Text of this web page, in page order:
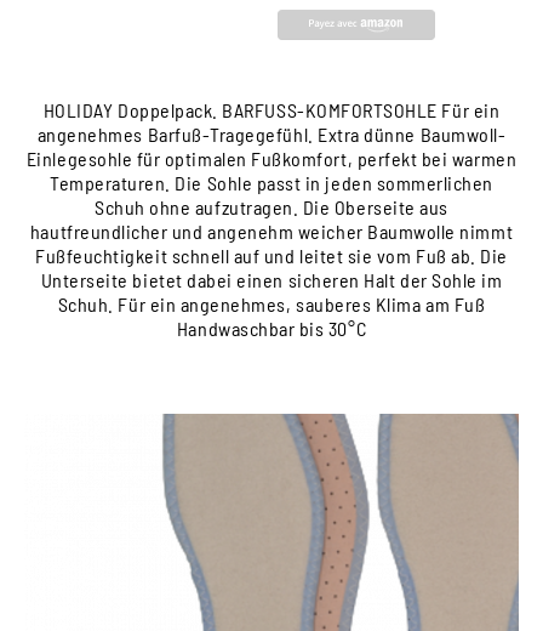
HOLIDAY Doppelpack. BARFUSS-KOMFORTSOHLE Für ein
angenehmes Barfuß-Tragegefühl. Extra dünne Baumwoll-
Einlegesohle für optimalen Fußkomfort, perfekt bei warmen
Temperaturen. Die Sohle passt in jeden sommerlichen
Schuh ohne aufzutragen. Die Oberseite aus
hautfreundlicher und angenehm weicher Baumwolle nimmt
Fußfeuchtigkeit schnell auf und leitet sie vom Fuß ab. Die
Unterseite bietet dabei einen sicheren Halt der Sohle im
Schuh. Für ein angenehmes, sauberes Klima am Fuß
Handwaschbar bis 30°C